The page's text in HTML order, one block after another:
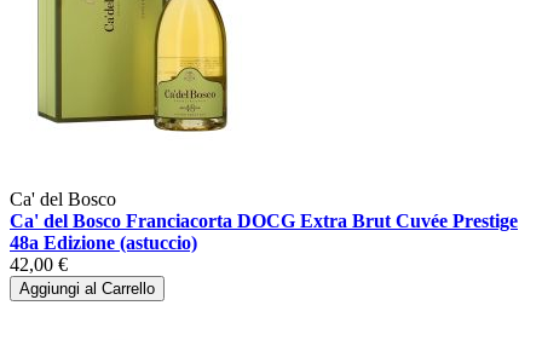
Ca' del Bosco
Ca' del Bosco Franciacorta DOCG Extra Brut Cuvée Prestige
48a Edizione (astuccio)
42,00 €
Aggiungi al Carrello